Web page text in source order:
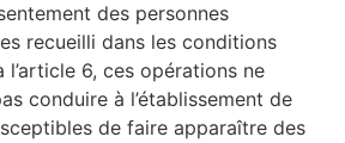
des personnes
recueilli dans les conditions
l’article 6, ces opérations ne
conduire à l’établissement de
de faire apparaître des